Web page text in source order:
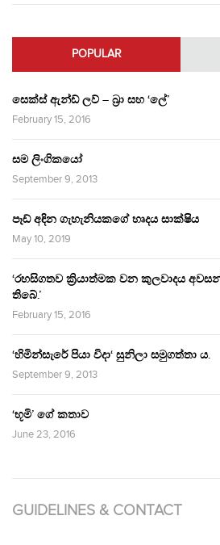
POPULAR
සෙක්ස් ඇන්ඩ් ලව් – බ්‍රා සහ ‘ලේ’
February 15, 2016
සම ලිංගිකයෝ
September 9, 2013
පෑඩ් අඳින ගැහැනියකගේ හෘදය සාක්ෂිය
May 10, 2019
‘රහසිගතව ක්‍රියාත්මක වන කුලවාදය
තිබේ.’
February 15, 2016
‘හිමින්සැරේ පියා විදා‘ සුනිලා සමුගත්තා ය.
September 9, 2013
‘භූමි’ ගේ කතාව
June 23, 2016
GUIDELINES & CONTACT